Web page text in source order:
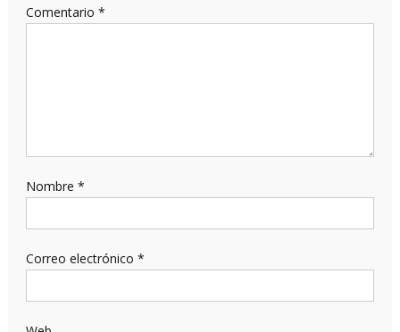
Comentario *
Nombre *
Correo electrónico *